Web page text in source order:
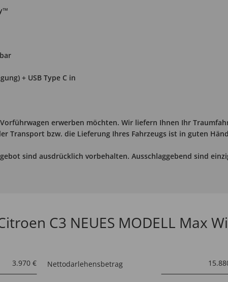
+ USB Type C in
erwerben möchten. Wir liefern Ihnen Ihr
Transport bzw. die Lieferung Ihres Fahrzeugs ist in guten
sind ausdrücklich vorbehalten. Ausschlaggebend sind
C3 NEUES MODELL Max
Nettodarlehensbetrag